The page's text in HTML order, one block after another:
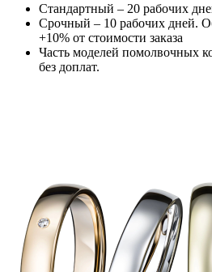
Стандартный – 20 рабочих
Срочный – 10 рабочих дней.
+10% от стоимости заказа
Часть моделей помолвочных
без доплат.